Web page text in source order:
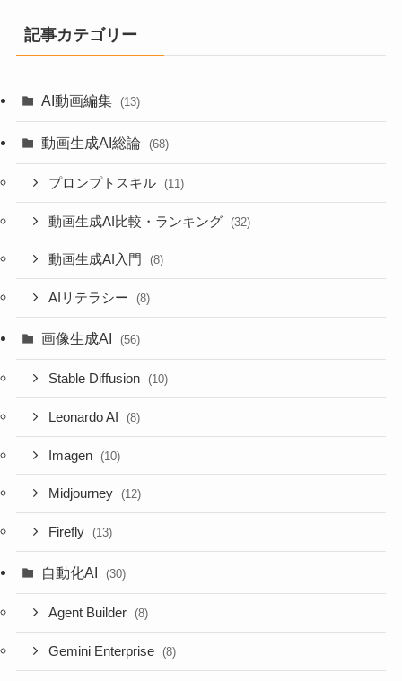
記事カテゴリー
AI動画編集 (13)
動画生成AI総論 (68)
プロンプトスキル (11)
動画生成AI比較・ランキング (32)
動画生成AI入門 (8)
AIリテラシー (8)
画像生成AI (56)
Stable Diffusion (10)
Leonardo AI (8)
Imagen (10)
Midjourney (12)
Firefly (13)
自動化AI (30)
Agent Builder (8)
Gemini Enterprise (8)